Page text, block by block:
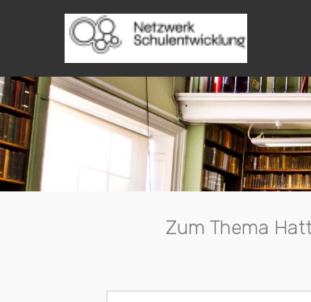
Zum Thema